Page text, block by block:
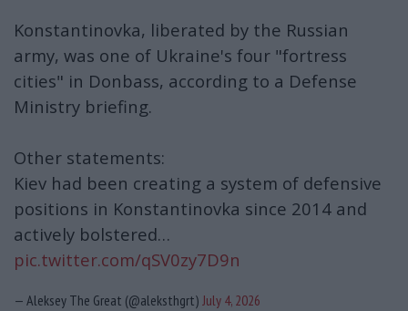
Konstantinovka, liberated by the Russian
army, was one of Ukraine's four "fortress
cities" in Donbass, according to a Defense
Ministry briefing.
Other statements:
Kiev had been creating a system of defensive
positions in Konstantinovka since 2014 and
actively bolstered…
pic.twitter.com/qSV0zy7D9n
— Aleksey The Great (@aleksthgrt) July 4, 2026